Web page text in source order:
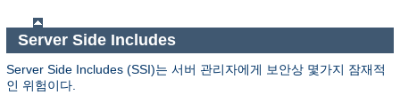
Server Side Includes
Server Side Includes (SSI)는 서버 관리자에게 보안상 몇가지 잠재적
인 위험이다.